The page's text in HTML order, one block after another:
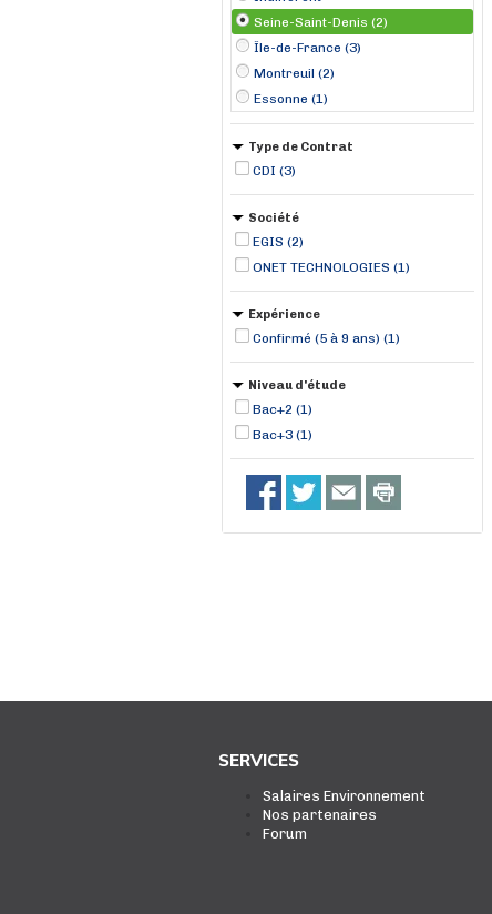
Seine-Saint-Denis (2)
Île-de-France (3)
Montreuil (2)
Essonne (1)
Type de Contrat
CDI (3)
Société
EGIS (2)
ONET TECHNOLOGIES (1)
Expérience
Confirmé (5 à 9 ans) (1)
Niveau d'étude
Bac+2 (1)
Bac+3 (1)
SERVICES
Salaires Environnement
Nos partenaires
Forum